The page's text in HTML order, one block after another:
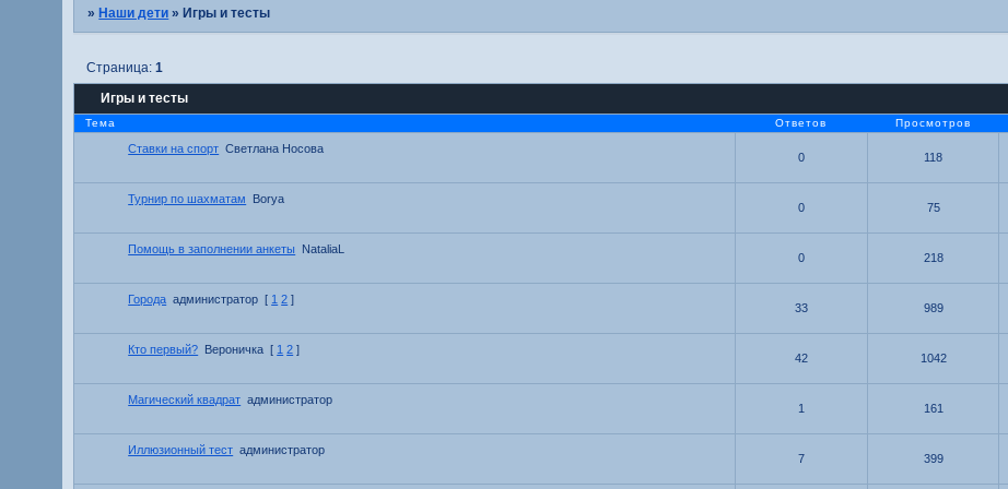
»Наши дети »Игры и тесты
Игры и тесты
Страница:1
Тема Ответов Просмотров
Ставки на спорт Светлана Носова
0 118
Турнир по шахматам Borya
0 75
Помощь в заполнении анкеты NataliaL
0 218
Города администратор [ 1 2 ]
33 989
Кто первый? Вероничка [ 1 2 ]
42 1042
Магический квадрат администратор
1 161
Иллюзионный тест администратор
7 399